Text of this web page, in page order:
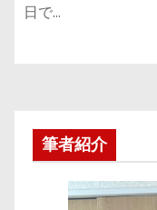
日で…
筆者紹介